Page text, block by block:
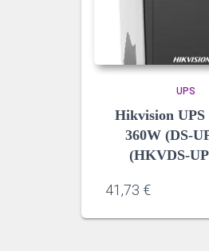
UPS
Hikvision UPS
360W (DS-
(HKVDS-
41,73 €